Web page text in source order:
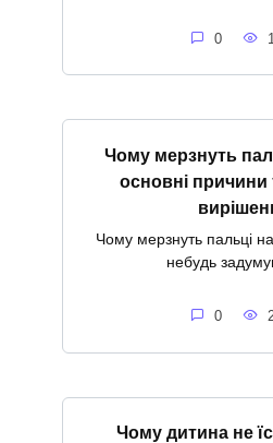
0 1
Чому мерзнуть
основні причини
Чому мерзнуть пальці
небудь
0
Чому дитина не